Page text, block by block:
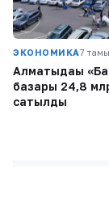
ЭКОНОМИКА7
Алматыдағы
базары 24,8
сатылды